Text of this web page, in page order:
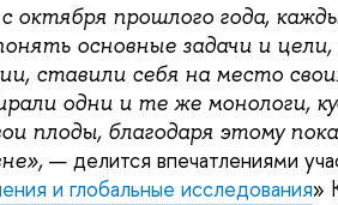
октября прошлого года,
основные задачи и
ставили себя на место
одни и те же монологи,
плоды, благодаря этому
— делится впечатлениями
и глобальные исследования»